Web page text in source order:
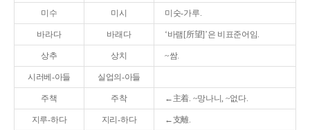
미수 미시 미숫-가루.
바라다 바래다 ‘바램[所望]’은 비표준어임.
상추 상치 ~쌈.
시러베-아들 실업의-아들
주책 주착 ←主着. ~망나니, ~없다.
지루-하다 지리-하다 ←支離.